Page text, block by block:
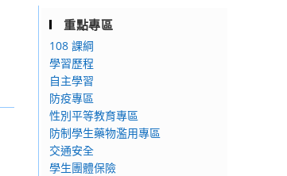
重點專區
108 課綱
學習歷程
自主學習
防疫專區
性別平等教育專區
防制學生藥物濫用專區
交通安全
學生團體保險